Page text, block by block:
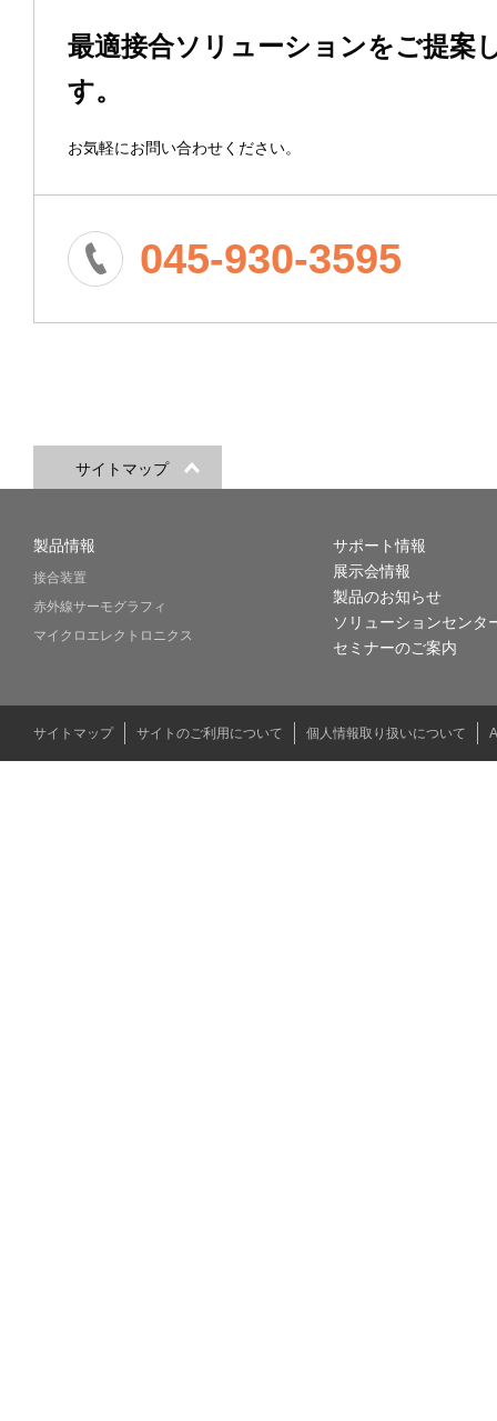
最適接合ソリューションをご提案
す。
お気軽にお問い合わせください。
045-930-3595
サイトマップ
製品情報
接合装置
赤外線サーモグラフィ
マイクロエレクトロニクス
サポート情報
展示会情報
製品のお知らせ
ソリューションセンタ
セミナーのご案内
サイトマップ サイトのご利用について 個人情報取り扱いについて